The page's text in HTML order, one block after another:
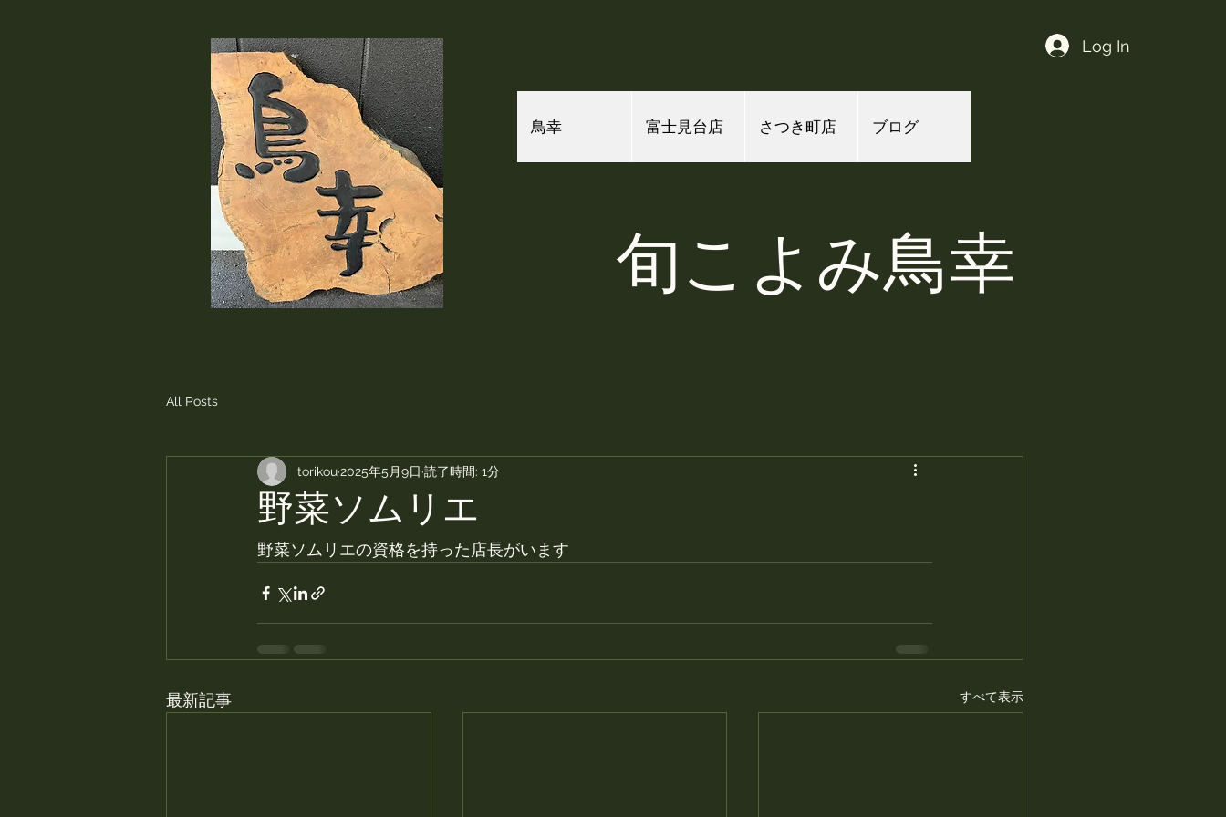
Log In
鳥幸 富士見台店 さつき町店 ブログ
​旬こよみ鳥幸
All Posts
野菜ソムリエ
torikou2025年5月9日 読了時間: 1分
野菜ソムリエの資格を持った店長がいます
最新記事 すべて表示